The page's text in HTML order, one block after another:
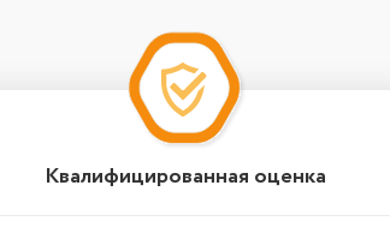
Квалифицированная оценка